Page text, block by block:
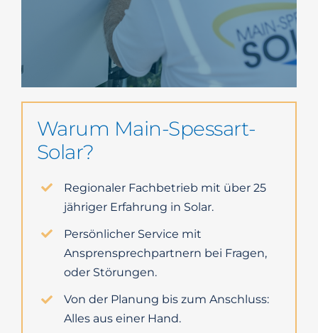
Warum Main-Spessart-
Solar?
Regionaler Fachbetrieb mit über 25
jähriger Erfahrung in Solar.
Persönlicher Service mit
Ansprensprechpartnern bei Fragen,
oder Störungen.
Von der Planung bis zum Anschluss:
Alles aus einer Hand.